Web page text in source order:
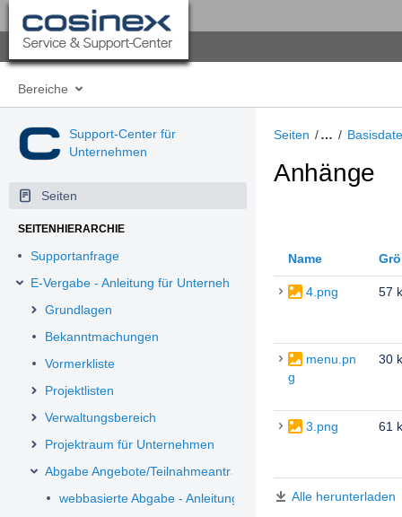
Bereiche
Support-Center für
Unternehmen
Seiten
SEITENHIERARCHIE
Supportanfrage
E-Vergabe - Anleitung für Unternehmen
Grundlagen
Bekanntmachungen
Vormerkliste
Projektlisten
Verwaltungsbereich
Projektraum für Unternehmen
Abgabe Angebote/Teilnahmeanträge
webbasierte Abgabe - Anleitung
Seiten …
Anhänge
Name
4.png 57
menu.pn
g
30
3.png 61
Alle herunterladen